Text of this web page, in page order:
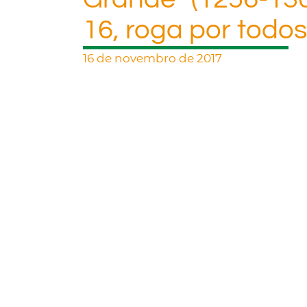
16, roga por
16 de novembro de 2017